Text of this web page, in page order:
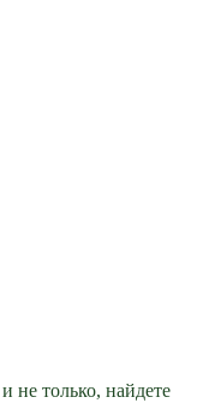
не только, найдете